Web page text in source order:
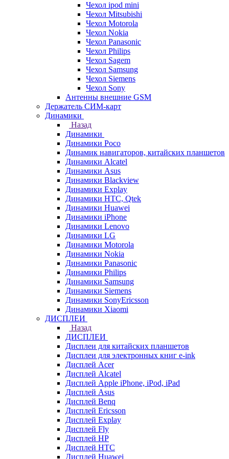
Чехол ipod mini
Чехол Mitsubishi
Чехол Motorola
Чехол Nokia
Чехол Panasonic
Чехол Philips
Чехол Sagem
Чехол Samsung
Чехол Siemens
Чехол Sony
Антенны внешние GSM
Держатель СИМ-карт
Динамики
Назад
Динамики
Динамики Poco
Динамик навигаторов, китайских планшетов
Динамики Alcatel
Динамики Asus
Динамики Blackview
Динамики Explay
Динамики HTC, Qtek
Динамики Huawei
Динамики iPhone
Динамики Lenovo
Динамики LG
Динамики Motorola
Динамики Nokia
Динамики Panasonic
Динамики Philips
Динамики Samsung
Динамики Siemens
Динамики SonyEricsson
Динамики Xiaomi
ДИСПЛЕИ
Назад
ДИСПЛЕИ
Дисплеи для китайских планшетов
Дисплеи для электронных книг e-ink
Дисплей Acer
Дисплей Alcatel
Дисплей Apple iPhone, iPod, iPad
Дисплей Asus
Дисплей Benq
Дисплей Ericsson
Дисплей Explay
Дисплей Fly
Дисплей HP
Дисплей HTC
Дисплей Huawei